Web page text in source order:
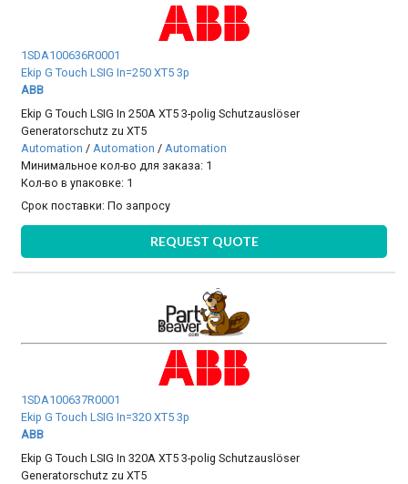
1SDA100636R0001
Ekip G Touch LSIG In=250 XT5 3p
ABB
Ekip G Touch LSIG In 250A XT5 3-polig Schutzauslöser
Generatorschutz zu XT5
Automation / Automation / Automation
Минимальное кол-во для заказа: 1
Кол-во в упаковке: 1
Срок поставки:По запросу
REQUEST QUOTE
1SDA100637R0001
Ekip G Touch LSIG In=320 XT5 3p
ABB
Ekip G Touch LSIG In 320A XT5 3-polig Schutzauslöser
Generatorschutz zu XT5